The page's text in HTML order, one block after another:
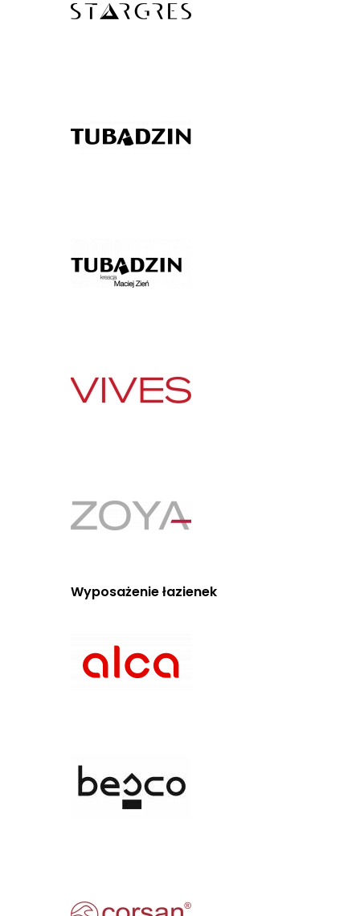
Wyposażenie łazienek